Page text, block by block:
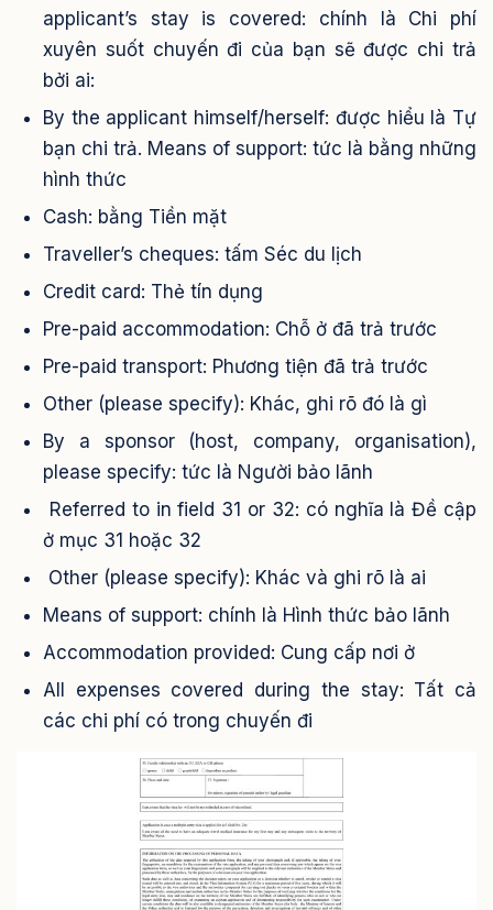
applicant’s stay is covered: chính là Chi phí
xuyên suốt chuyến đi của bạn sẽ được chi trả
bởi ai:
By the applicant himself/herself: được hiểu là Tự
bạn chi trả. Means of support: tức là bằng những
hình thức
Cash: bằng Tiền mặt
Traveller’s cheques: tấm Séc du lịch
Credit card: Thẻ tín dụng
Pre-paid accommodation: Chỗ ở đã trả trước
Pre-paid transport: Phương tiện đã trả trước
Other (please specify): Khác, ghi rõ đó là gì
By a sponsor (host, company, organisation),
please specify: tức là Người bảo lãnh
Referred to in field 31 or 32: có nghĩa là Đề cập
ở mục 31 hoặc 32
Other (please specify): Khác và ghi rõ là ai
Means of support: chính là Hình thức bảo lãnh
Accommodation provided: Cung cấp nơi ở
All expenses covered during the stay: Tất cả
các chi phí có trong chuyến đi